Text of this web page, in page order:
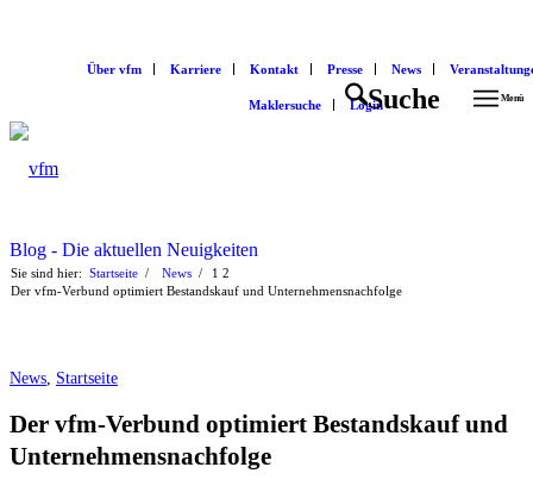
Über vfm Karriere Kontakt Presse News
Maklersuche LoginSuche Menü
Blog - Die aktuellen Neuigkeiten
Sie sind hier: Startseite 1
/ News 2
/
Der vfm-Verbund optimiert Bestandskauf und Unternehmensnachfolge
News Startseite
Der vfm-Verbund optimiert Bestandskauf und
Unternehmensnachfolge